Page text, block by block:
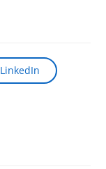
LinkedIn